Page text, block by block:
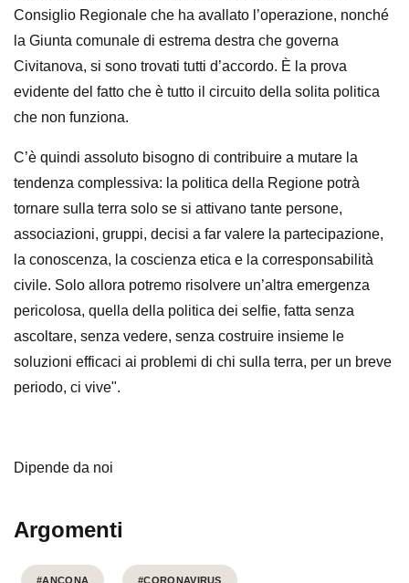
Consiglio Regionale che ha avallato l’operazione, nonché
la Giunta comunale di estrema destra che governa
Civitanova, si sono trovati tutti d’accordo. È la prova
evidente del fatto che è tutto il circuito della solita politica
che non funziona.
C’è quindi assoluto bisogno di contribuire a mutare la
tendenza complessiva: la politica della Regione potrà
tornare sulla terra solo se si attivano tante persone,
associazioni, gruppi, decisi a far valere la partecipazione,
la conoscenza, la coscienza etica e la corresponsabilità
civile. Solo allora potremo risolvere un’altra emergenza
pericolosa, quella della politica dei selfie, fatta senza
ascoltare, senza vedere, senza costruire insieme le
soluzioni efficaci ai problemi di chi sulla terra, per un breve
periodo, ci vive".
Dipende da noi
Argomenti
#ANCONA #CORONAVIRUS